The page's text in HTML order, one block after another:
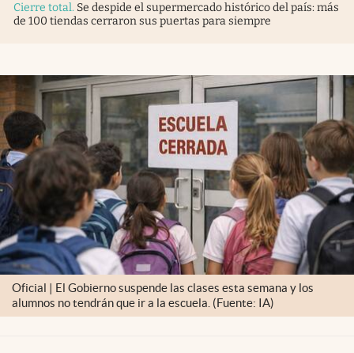
Cierre total. Se despide el supermercado histórico del país: más
de 100 tiendas cerraron sus puertas para siempre
Oficial | El Gobierno suspende las clases esta semana y los
alumnos no tendrán que ir a la escuela. (Fuente: IA)